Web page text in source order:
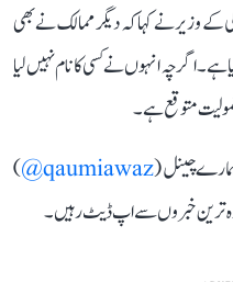
وزیر نے کہا کہ دیگر ممالک نے بھی
اگرچہ انہوں نے کسی کا نام نہیں لیا
متوقع ہے۔
چینل (qaumiawaz@
)
ترین خبروں سے اپ ڈیٹ رہیں۔